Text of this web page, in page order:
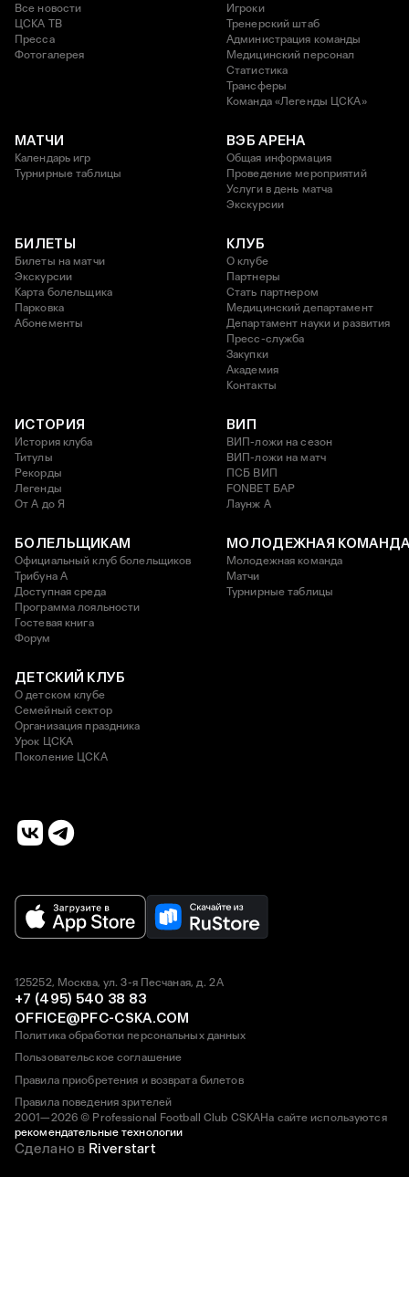
Все новости
ЦСКА ТВ
Пресса
Фотогалерея
Игроки
Тренерский штаб
Администрация команды
Медицинский персонал
Статистика
Трансферы
Команда «Легенды ЦСКА»
МАТЧИ
Календарь игр
Турнирные таблицы
ВЭБ АРЕНА
Общая информация
Проведение мероприятий
Услуги в день матча
Экскурсии
БИЛЕТЫ
Билеты на матчи
Экскурсии
Карта болельщика
Парковка
Абонементы
КЛУБ
О клубе
Партнеры
Стать партнером
Медицинский департамент
Департамент науки и развития
Пресс-служба
Закупки
Академия
Контакты
ИСТОРИЯ
История клуба
Титулы
Рекорды
Легенды
От А до Я
ВИП
ВИП-ложи на сезон
ВИП-ложи на матч
ПСБ ВИП
FONBET БАР
Лаунж A
БОЛЕЛЬЩИКАМ
Официальный клуб болельщиков
Трибуна А
Доступная среда
Программа лояльности
Гостевая книга
Форум
МОЛОДЕЖНАЯ
Молодежная команда
Матчи
Турнирные таблицы
ДЕТСКИЙ КЛУБ
О детском клубе
Семейный сектор
Организация праздника
Урок ЦСКА
Поколение ЦСКА
2001—2026 © Professional Football Club CSKAНа сайте используются
рекомендательные технологии
125252, Москва, ул. 3-я Песчаная, д. 2А
+7 (495) 540 38 83
OFFICE@PFC-CSKA.COM
Политика обработки персональных данных
Пользовательское соглашение
Правила приобретения и возврата билетов
Правила поведения зрителей
Сделано в Riverstart